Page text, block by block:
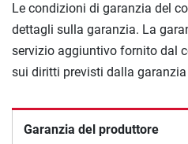
Le condizioni di garanzia del
dettagli sulla garanzia. La
servizio aggiuntivo fornito dal
sui diritti previsti dalla
Garanzia del produttore